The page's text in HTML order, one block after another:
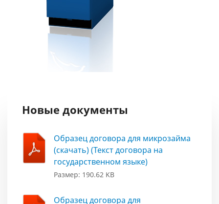
Новые документы
Образец договора для микрозайма
(скачать) (Текст договора на
государственном языке)
Размер: 190.62 KB
Образец договора для